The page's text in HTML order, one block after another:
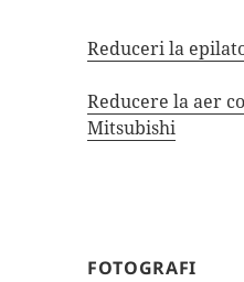
Reduceri la
Reducere la aer
Mitsubishi
FOTOGRAFI